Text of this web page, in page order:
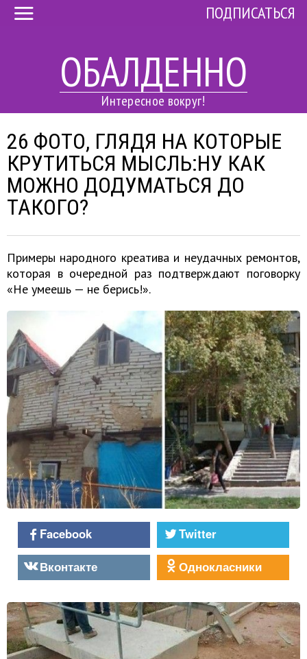
ОБАЛДЕННО
Интересное вокруг!
ПОДПИСАТЬСЯ
26 ФОТО, ГЛЯДЯ НА КОТОРЫЕ
КРУТИТЬСЯ МЫСЛЬ:НУ КАК
МОЖНО ДОДУМАТЬСЯ ДО
ТАКОГО?
Примеры народного креатива и неудачных ремонтов,
которая в очередной раз подтверждают поговорку
«Не умеешь — не берись!».
Facebook
Twitter
Вконтакте
Однокласники